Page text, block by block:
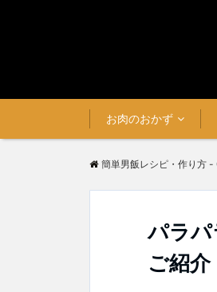
お肉のおかず
簡単男飯レシピ・作り方 -
パラパ
ご紹介